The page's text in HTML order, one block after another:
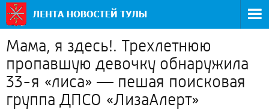
Мама, я здесь!. Трехлетнюю
пропавшую девочку обнаружила
33-я «лиса» — пешая поисковая
группа ДПСО «ЛизаАлерт»